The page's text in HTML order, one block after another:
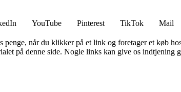
YouTube Pinterest TikTok Mail
når du klikker på et link og foretager et køb
på denne side. Nogle links kan give os